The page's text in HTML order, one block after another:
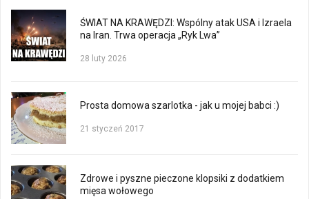
ŚWIAT NA KRAWĘDZI: Wspólny atak USA i Izraela
na Iran. Trwa operacja „Ryk Lwa”
28 luty 2026
Prosta domowa szarlotka - jak u mojej babci :)
21 styczeń 2017
Zdrowe i pyszne pieczone klopsiki z dodatkiem
mięsa wołowego